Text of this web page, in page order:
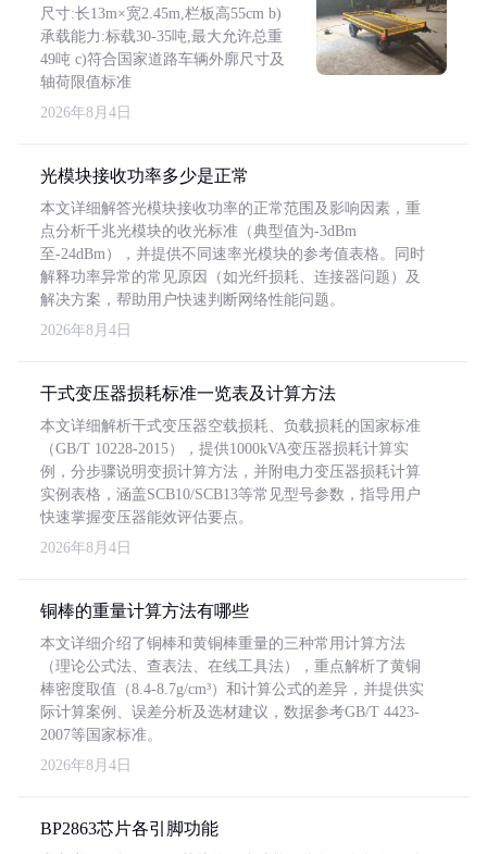
尺寸:长13m×宽2.45m,栏板高55cm b)
承载能力:标载30-35吨,最大允许总重
49吨 c)符合国家道路车辆外廓尺寸及
轴荷限值标准
2026年8月4日
光模块接收功率多少是正常
本文详细解答光模块接收功率的正常范围及影响因素，重
点分析千兆光模块的收光标准（典型值为-3dBm
至-24dBm），并提供不同速率光模块的参考值表格。同时
解释功率异常的常见原因（如光纤损耗、连接器问题）及
解决方案，帮助用户快速判断网络性能问题。
2026年8月4日
干式变压器损耗标准一览表及计算方法
本文详细解析干式变压器空载损耗、负载损耗的国家标准
（GB/T 10228-2015），提供1000kVA变压器损耗计算实
例，分步骤说明变损计算方法，并附电力变压器损耗计算
实例表格，涵盖SCB10/SCB13等常见型号参数，指导用户
快速掌握变压器能效评估要点。
2026年8月4日
铜棒的重量计算方法有哪些
本文详细介绍了铜棒和黄铜棒重量的三种常用计算方法
（理论公式法、查表法、在线工具法），重点解析了黄铜
棒密度取值（8.4-8.7g/cm³）和计算公式的差异，并提供实
际计算案例、误差分析及选材建议，数据参考GB/T 4423-
2007等国家标准。
2026年8月4日
BP2863芯片各引脚功能